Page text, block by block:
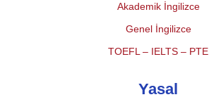
Akademik İngilizce
Genel İngilizce
TOEFL – IELTS – PTE
Yasal